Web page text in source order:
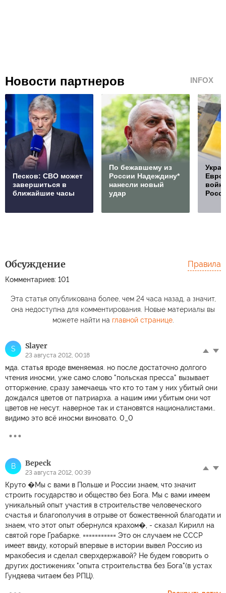
Новости партнеров INFOX
Песков: СВО может
завершиться в
ближайшие часы
По бежавшему из
России Надеждину*
нанесли новый
удар
Обсуждение
Комментариев: 101
Правила
Эта статья опубликована более, чем 24 часа назад, а значит,
она недоступна для комментирования. Новые материалы вы
можете найти на главной странице.
S Slayer
23 августа 2012, 00:18
мда. статья вроде вменяемая. но после достаточно долгого
чтения иносми, уже само слово "польская пресса" вызывает
отторжение, сразу замечаешь что кто то там у них убитый они
дождался цветов от патриарха. а нашим ими убитым они чот
цветов не несут. наверное так и становятся националистами..
видимо это всё иносми виновато. 0_0
B Bepeck
23 августа 2012, 00:39
Круто �Мы с вами в Польше и России знаем, что значит
строить государство и общество без Бога. Мы с вами имеем
уникальный опыт участия в строительстве человеческого
счастья и благополучия в отрыве от божественной благодати и
знаем, что этот опыт обернулся крахом�, - сказал Кирилл на
святой горе Грабарке. =========== Это он случаем не СССР
имеет ввиду, который впервые в истории вывел Россию из
мракобесия и сделал сверхдержавой? Не будем говорить о
других достижениях "опыта строительства без Бога"(в устах
Гундяева читаем без РПЦ).